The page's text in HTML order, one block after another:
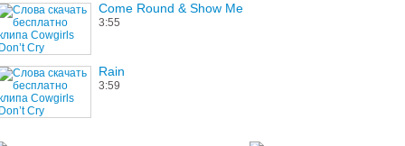
Come Round & Show Me
3:55
Rain
3:59